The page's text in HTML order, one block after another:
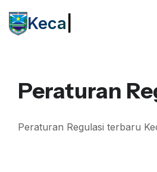
Kecam
Peraturan
Peraturan Regulasi terbaru